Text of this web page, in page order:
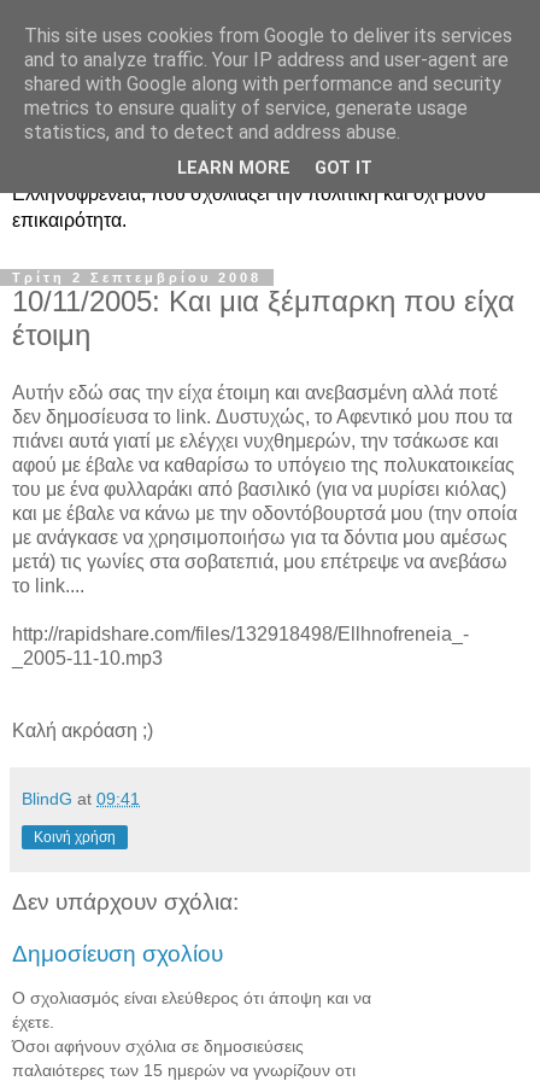
Ραδιοφωνική
Ελληνοφρένεια Unofficial
Η γνωστή ραδιοφωνική εκπομπή κατά κόσμον
Ελληνοφρένεια, που σχολιάζει την πολιτική και όχι μόνο
επικαιρότητα.
Τρίτη 2 Σεπτεμβρίου 2008
10/11/2005: Και μια ξέμπαρκη που είχα
έτοιμη
Αυτήν εδώ σας την είχα έτοιμη και ανεβασμένη αλλά ποτέ
δεν δημοσίευσα το link. Δυστυχώς, το Αφεντικό μου που τα
πιάνει αυτά γιατί με ελέγχει νυχθημερών, την τσάκωσε και
αφού με έβαλε να καθαρίσω το υπόγειο της πολυκατοικείας
του με ένα φυλλαράκι από βασιλικό (για να μυρίσει κιόλας)
και με έβαλε να κάνω με την οδοντόβουρτσά μου (την οποία
με ανάγκασε να χρησιμοποιήσω για τα δόντια μου αμέσως
μετά) τις γωνίες στα σοβατεπιά, μου επέτρεψε να ανεβάσω
το link....
http://rapidshare.com/files/132918498/Ellhnofreneia_-
_2005-11-10.mp3
Καλή ακρόαση ;)
BlindG at 09:41
Κοινή χρήση
Δεν υπάρχουν σχόλια:
Δημοσίευση σχολίου
Ο σχολιασμός είναι ελεύθερος ότι άποψη και να
έχετε.
Όσοι αφήνουν σχόλια σε δημοσιεύσεις
παλαιότερες των 15 ημερών να γνωρίζουν οτι
This site uses cookies from Google to deliver its services
and to analyze traffic. Your IP address and user-agent are
shared with Google along with performance and security
metrics to ensure quality of service, generate usage
statistics, and to detect and address abuse.
LEARN MORE GOT IT